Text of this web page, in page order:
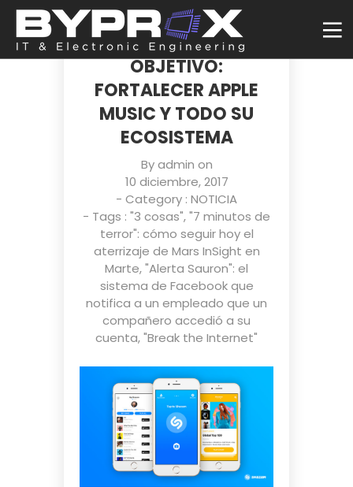
APPLE HA COMPRADO
SHAZAM CON UN
OBJETIVO:
FORTALECER APPLE
MUSIC Y TODO SU
ECOSISTEMA
Byadmin on
10 diciembre, 2017
- Category : NOTICIA
- Tags : "3 cosas","7 minutos de
terror": cómo seguir hoy el
aterrizaje de Mars InSight en
Marte,"Alerta Sauron": el
sistema de Facebook que
notifica a un empleado que un
compañero accedió a su
cuenta,"Break the Internet"